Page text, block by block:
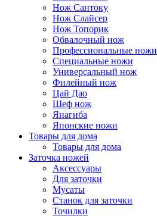
Нож Сантоку
Нож Слайсер
Нож Топорик
Обвалочный нож
Профессиональные ножи
Специальные ножи
Универсальный нож
Филейный нож
Цай Дао
Шеф нож
Янагиба
Японские ножи
Товары для дома
Товары для дома
Заточка ножей
Аксессуары
Для заточки
Мусаты
Станок для заточки
Точилки